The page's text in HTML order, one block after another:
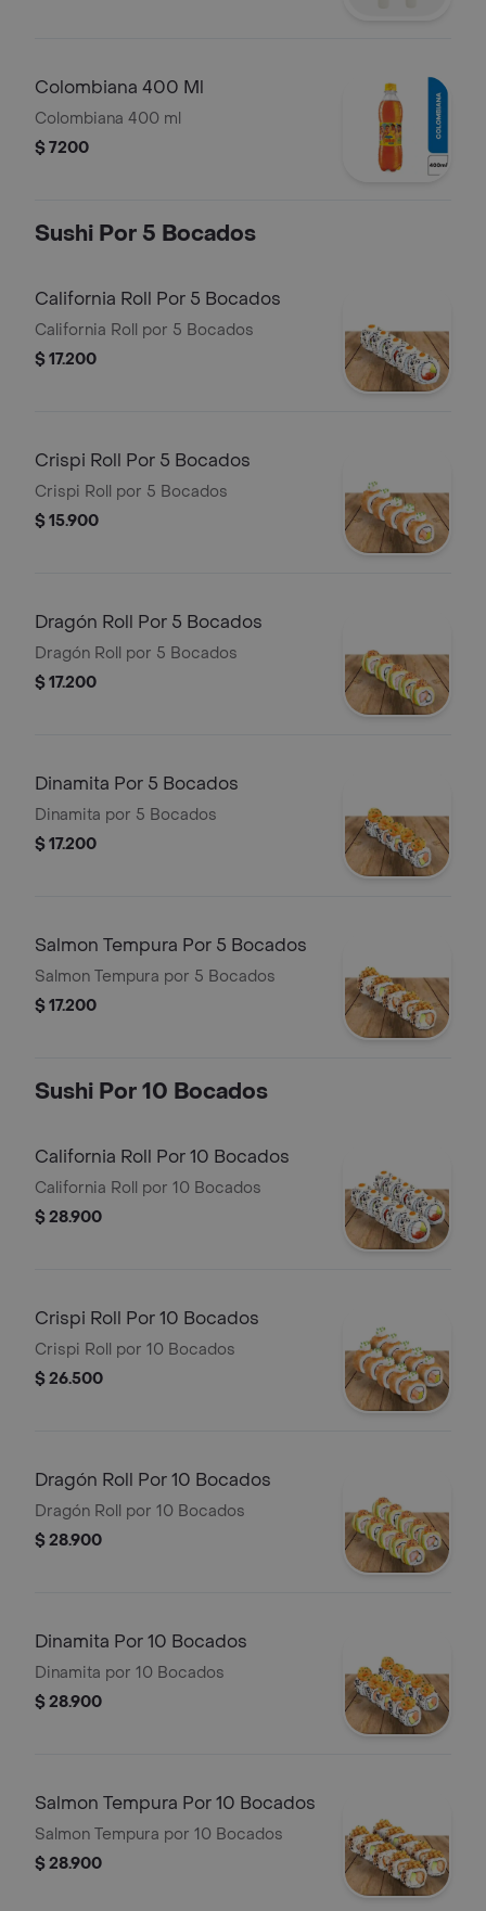
Colombiana 400 Ml
Colombiana 400 ml
$ 7200
Sushi Por 5 Bocados
California Roll Por 5 Bocados
California Roll por 5 Bocados
$ 17.200
Crispi Roll Por 5 Bocados
Crispi Roll por 5 Bocados
$ 15.900
Dragón Roll Por 5 Bocados
Dragón Roll por 5 Bocados
$ 17.200
Dinamita Por 5 Bocados
Dinamita por 5 Bocados
$ 17.200
Salmon Tempura Por 5 Bocados
Salmon Tempura por 5 Bocados
$ 17.200
Sushi Por 10 Bocados
California Roll Por 10 Bocados
California Roll por 10 Bocados
$ 28.900
Crispi Roll Por 10 Bocados
Crispi Roll por 10 Bocados
$ 26.500
Dragón Roll Por 10 Bocados
Dragón Roll por 10 Bocados
$ 28.900
Dinamita Por 10 Bocados
Dinamita por 10 Bocados
$ 28.900
Salmon Tempura Por 10 Bocados
Salmon Tempura por 10 Bocados
$ 28.900